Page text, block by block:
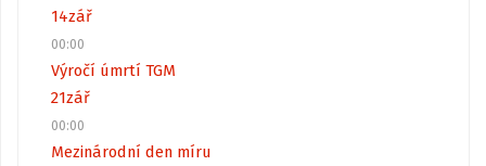
14zář
00:00
Výročí úmrtí TGM
21zář
00:00
Mezinárodní den míru